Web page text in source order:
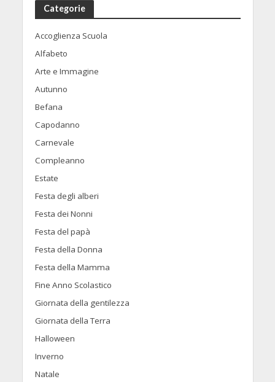
Categorie
Accoglienza Scuola
Alfabeto
Arte e Immagine
Autunno
Befana
Capodanno
Carnevale
Compleanno
Estate
Festa degli alberi
Festa dei Nonni
Festa del papà
Festa della Donna
Festa della Mamma
Fine Anno Scolastico
Giornata della gentilezza
Giornata della Terra
Halloween
Inverno
Natale